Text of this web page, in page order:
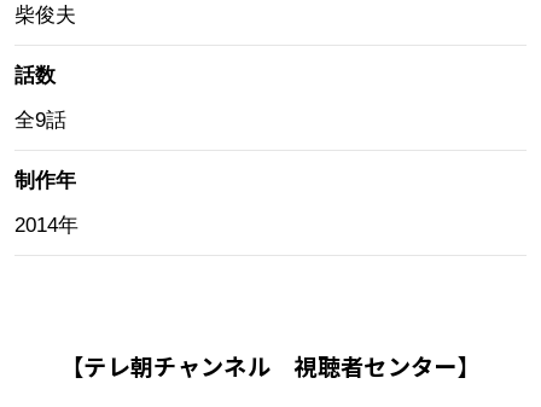
柴俊夫
話数
全9話
制作年
2014年
【テレ朝チャンネル 視聴者センター】